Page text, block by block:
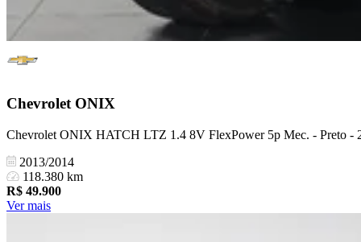
Chevrolet ONIX
Chevrolet ONIX HATCH LTZ 1.4 8V FlexPower 5p Mec. - Preto -
2013/2014
118.380 km
R$ 49.900
Ver mais